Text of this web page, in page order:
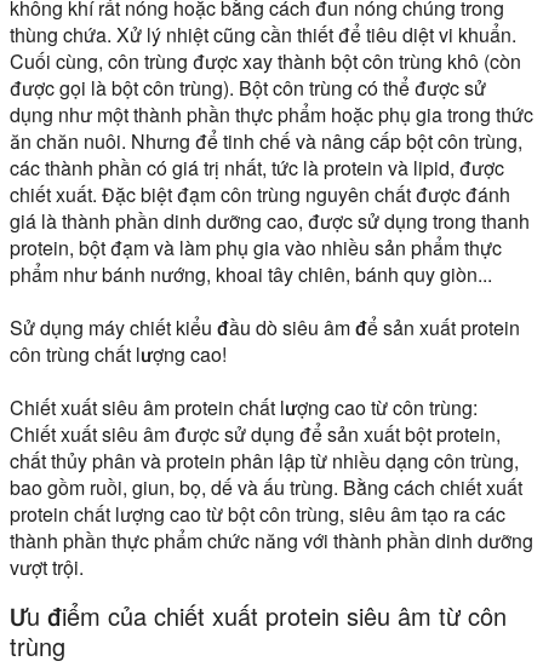
không khí rất nóng hoặc bằng cách đun nóng chúng trong
thùng chứa. Xử lý nhiệt cũng cần thiết để tiêu diệt vi khuẩn.
Cuối cùng, côn trùng được xay thành bột côn trùng khô (còn
được gọi là bột côn trùng). Bột côn trùng có thể được sử
dụng như một thành phần thực phẩm hoặc phụ gia trong thức
ăn chăn nuôi. Nhưng để tinh chế và nâng cấp bột côn trùng,
các thành phần có giá trị nhất, tức là protein và lipid, được
chiết xuất. Đặc biệt đạm côn trùng nguyên chất được đánh
giá là thành phần dinh dưỡng cao, được sử dụng trong thanh
protein, bột đạm và làm phụ gia vào nhiều sản phẩm thực
phẩm như bánh nướng, khoai tây chiên, bánh quy giòn...
Sử dụng máy chiết kiểu đầu dò siêu âm để sản xuất protein
côn trùng chất lượng cao!
Chiết xuất siêu âm protein chất lượng cao từ côn trùng:
Chiết xuất siêu âm được sử dụng để sản xuất bột protein,
chất thủy phân và protein phân lập từ nhiều dạng côn trùng,
bao gồm ruồi, giun, bọ, dế và ấu trùng. Bằng cách chiết xuất
protein chất lượng cao từ bột côn trùng, siêu âm tạo ra các
thành phần thực phẩm chức năng với thành phần dinh dưỡng
vượt trội.
Ưu điểm của chiết xuất protein siêu âm từ côn
trùng